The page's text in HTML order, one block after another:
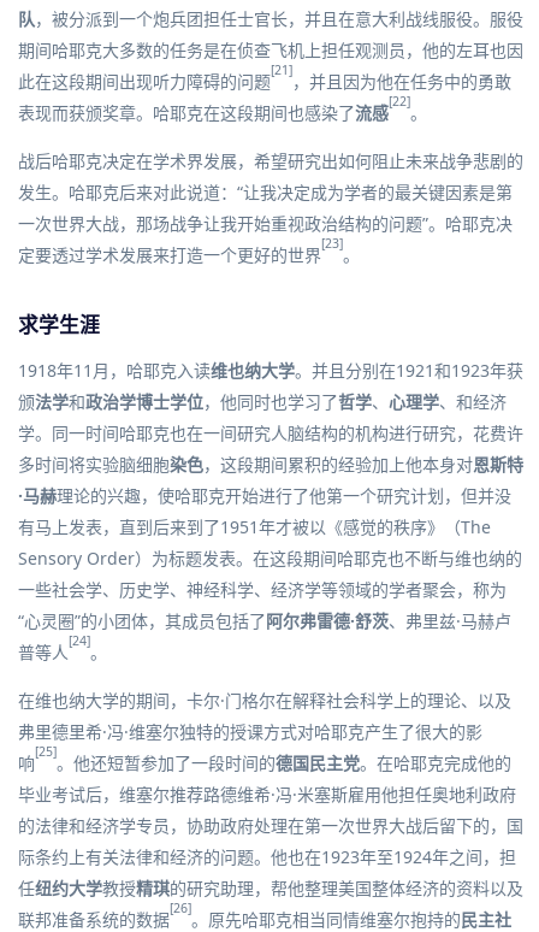
队，被分派到一个炮兵团担任士官长，并且在意大利战线服役。服役
期间哈耶克大多数的任务是在侦查飞机上担任观测员，他的左耳也因
此在这段期间出现听力障碍的问题[21]，并且因为他在任务中的勇敢
表现而获颁奖章。哈耶克在这段期间也感染了流感[22]。
战后哈耶克决定在学术界发展，希望研究出如何阻止未来战争悲剧的
发生。哈耶克后来对此说道：“让我决定成为学者的最关键因素是第
一次世界大战，那场战争让我开始重视政治结构的问题”。哈耶克决
定要透过学术发展来打造一个更好的世界[23]。
求学生涯
1918年11月，哈耶克入读维也纳大学。并且分别在1921和1923年获
颁法学和政治学博士学位，他同时也学习了哲学、 心理学、和经济
学。同一时间哈耶克也在一间研究人脑结构的机构进行研究，花费许
多时间将实验脑细胞染色，这段期间累积的经验加上他本身对恩斯特
·马赫理论的兴趣，使哈耶克开始进行了他第一个研究计划，但并没
有马上发表，直到后来到了1951年才被以《感觉的秩序》（The
Sensory Order）为标题发表。在这段期间哈耶克也不断与维也纳的
一些社会学、历史学、神经科学、经济学等领域的学者聚会，称为
“心灵圈”的小团体，其成员包括了阿尔弗雷德·舒茨、 弗里兹·马赫卢
普等人[24]。
在维也纳大学的期间， 卡尔·门格尔在解释社会科学上的理论、以及
弗里德里希·冯·维塞尔独特的授课方式对哈耶克产生了很大的影
响[25]。他还短暂参加了一段时间的德国民主党。在哈耶克完成他的
毕业考试后，维塞尔推荐路德维希·冯·米塞斯雇用他担任奥地利政府
的法律和经济学专员，协助政府处理在第一次世界大战后留下的，国
际条约上有关法律和经济的问题。他也在1923年至1924年之间，担
任纽约大学教授精琪的研究助理，帮他整理美国整体经济的资料以及
联邦准备系统的数据[26]。原先哈耶克相当同情维塞尔抱持的民主社